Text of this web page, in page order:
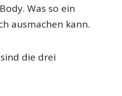
Was so ein
ausmachen kann.
die drei